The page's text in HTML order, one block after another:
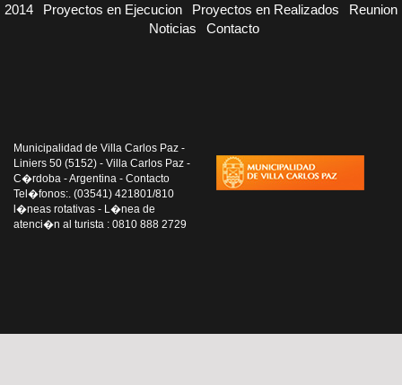
2014
Proyectos en Ejecucion Proyectos en Realizados
Reunion
Noticias
Contacto
Municipalidad de Villa Carlos Paz -
Liniers 50 (5152) - Villa Carlos Paz -
C�rdoba - Argentina - Contacto
Tel�fonos:. (03541) 421801/810
l�neas rotativas - L�nea de
atenci�n al turista : 0810 888 2729